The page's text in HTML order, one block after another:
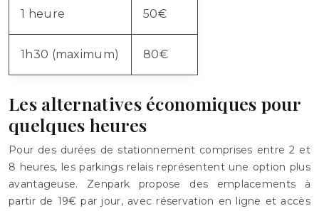
1 heure 50€
1h30 (maximum) 80€
Les alternatives économiques pour
quelques heures
Pour des durées de stationnement comprises entre 2 et
8 heures, les parkings relais représentent une option plus
avantageuse. Zenpark propose des emplacements à
partir de 19€ par jour, avec réservation en ligne et accès